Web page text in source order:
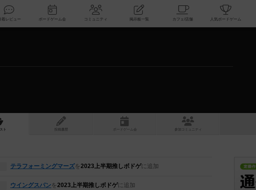
新着レビュー ボードゲーム会 コミュニティ 掲示板一覧 カフェ/店舗
ト 投稿履歴 ボ ドゲ ーム コミュニティ
テラフォーミングマーズを2023上半期推しボドゲに追加
ウイングスパンを2023上半期推しボドゲに追加